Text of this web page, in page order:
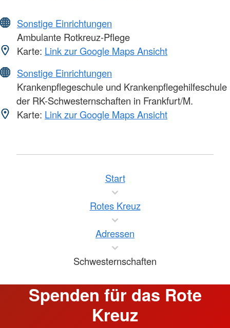
Sonstige Einrichtungen
Ambulante Rotkreuz-Pflege
Karte: Link zur Google Maps Ansicht
Sonstige Einrichtungen
Krankenpflegeschule und Krankenpflegehilfeschule
der RK-Schwesternschaften in Frankfurt/M.
Karte: Link zur Google Maps Ansicht
Start
Rotes Kreuz
Adressen
Schwesternschaften
Spenden für das Rote
Kreuz